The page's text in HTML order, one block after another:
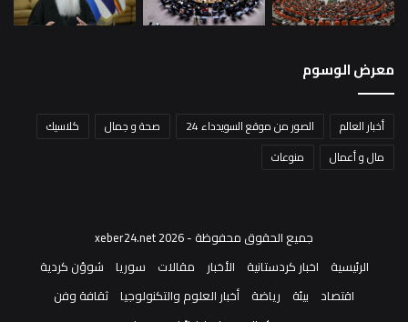
معرض الوسوم
أخبار العالم الصور من موقع السويدداء 24 صحة و جمال
كلاسيك
مال و أعمال
منوعات
جميع الحقوق محفوظة - xeber24.net 2026
الرئيسية
اخبار كردستانية الأخبار مقالات سوريا
شوؤن كردية
اقتصاد
بيئة رياضة أخبار العلوم والتكنولوجيا ثقافة وفن